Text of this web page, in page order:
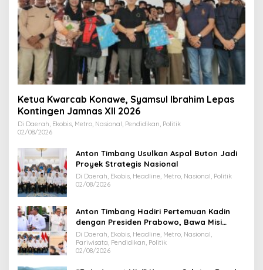
Ketua Kwarcab Konawe, Syamsul Ibrahim Lepas
Kontingen Jamnas XII 2026
Di Daerah, Ekobis, Metro, Nasional, Pendidikan, Politik
02/08/2026
Anton Timbang Usulkan Aspal Buton Jadi
Proyek Strategis Nasional
Di Daerah, Ekobis, Headline, Metro, Nasional, Politik
02/08/2026
Anton Timbang Hadiri Pertemuan Kadin
dengan Presiden Prabowo, Bawa Misi
Majukan Ekonomi Sultra
Di Daerah, Ekobis, Headline, Metro, Nasional,
Pariwisata, Pendidikan, Politik
02/08/2026